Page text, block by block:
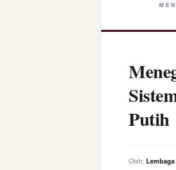
Putih
Oleh: